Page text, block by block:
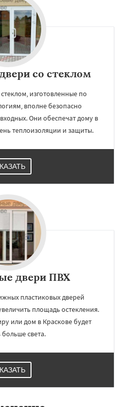
со стеклом
изготовленные по
вполне безопасно
Они обеспечат дому в
теплоизоляции и защиты.
двери ПВХ
пластиковых дверей
площадь остекления.
или дом в Краскове будет
больше света.